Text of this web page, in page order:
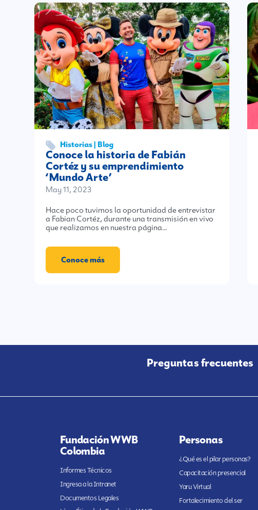
Historias | Blog
Conoce la historia de Fabián
Cortéz y su emprendimiento
‘Mundo Arte’
May 11, 2023
Hace poco tuvimos la oportunidad de entrevistar
a Fabian Cortéz, durante una transmisión en vivo
que realizamos en nuestra página…
Conoce más
Preguntas frecuentes
Fundación WWB
Colombia
Informes Técnicos
Ingresa a la Intranet
Documentos Legales
Personas
¿Qué es el pilar personas?
Capacitación presencial
Yaru Virtual
Fortalecimiento del ser